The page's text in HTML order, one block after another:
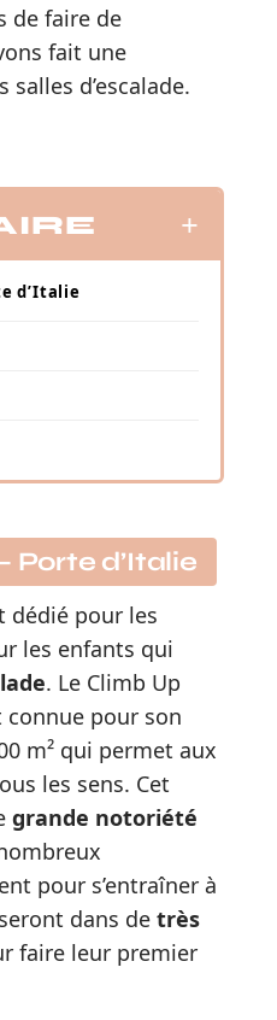
de faire de
fait une
d’escalade.
d’Italie
Porte d’Italie
dédié pour les
les enfants qui
. Le Climb Up
connue pour son
m² qui permet aux
les sens. Cet
grande notoriété
pour s’entraîner à
dans de très
faire leur premier